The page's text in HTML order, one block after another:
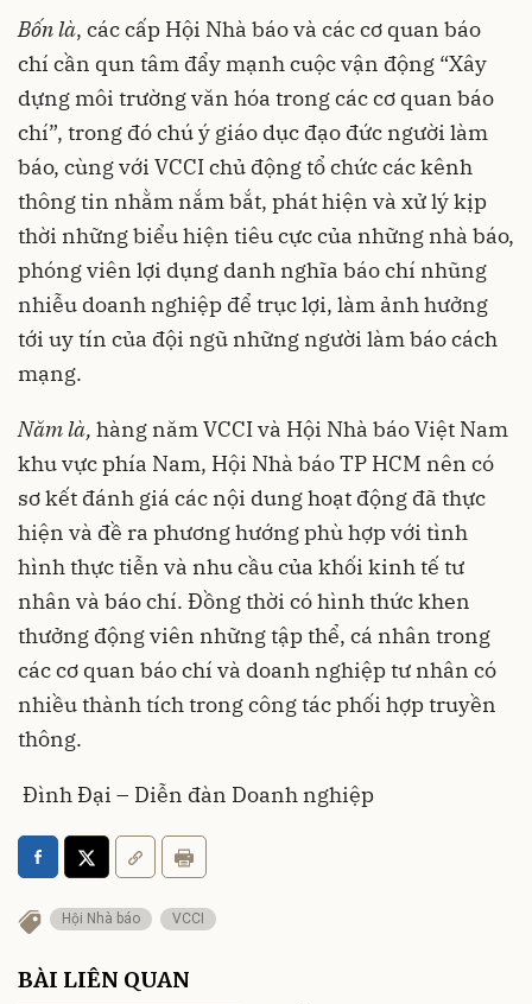
Bốn là, các cấp Hội Nhà báo và các cơ quan báo
chí cần qun tâm đẩy mạnh cuộc vận động “Xây
dựng môi trường văn hóa trong các cơ quan báo
chí”, trong đó chú ý giáo dục đạo đức người làm
báo, cùng với VCCI chủ động tổ chức các kênh
thông tin nhằm nắm bắt, phát hiện và xử lý kịp
thời những biểu hiện tiêu cực của những nhà báo,
phóng viên lợi dụng danh nghĩa báo chí nhũng
nhiễu doanh nghiệp để trục lợi, làm ảnh hưởng
tới uy tín của đội ngũ những người làm báo cách
mạng.
Năm là, hàng năm VCCI và Hội Nhà báo Việt Nam
khu vực phía Nam, Hội Nhà báo TP HCM nên có
sơ kết đánh giá các nội dung hoạt động đã thực
hiện và đề ra phương hướng phù hợp với tình
hình thực tiễn và nhu cầu của khối kinh tế tư
nhân và báo chí. Đồng thời có hình thức khen
thưởng động viên những tập thể, cá nhân trong
các cơ quan báo chí và doanh nghiệp tư nhân có
nhiều thành tích trong công tác phối hợp truyền
thông.
Đình Đại – Diễn đàn Doanh nghiệp
Hội Nhà báo VCCI
BÀI LIÊN QUAN